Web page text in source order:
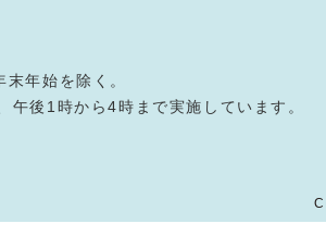
年始を除く。
後1時から4時まで実施しています。